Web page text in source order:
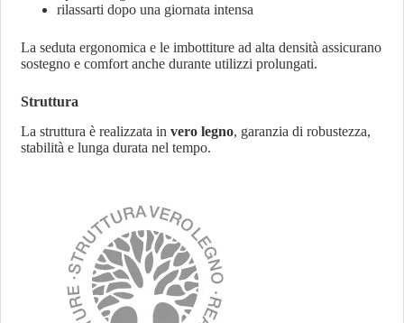
rilassarti dopo una giornata intensa
La seduta ergonomica e le imbottiture ad alta densità assicurano
sostegno e comfort anche durante utilizzi prolungati.
Struttura
La struttura è realizzata invero legno, garanzia di robustezza,
stabilità e lunga durata nel tempo.